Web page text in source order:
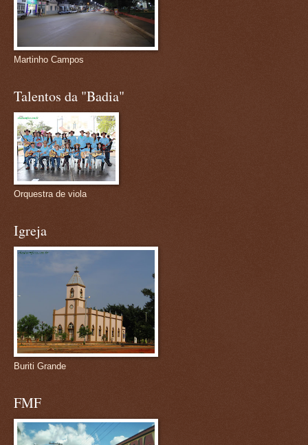
Martinho Campos
Talentos da "Badia"
Orquestra de viola
Igreja
Buriti Grande
FMF